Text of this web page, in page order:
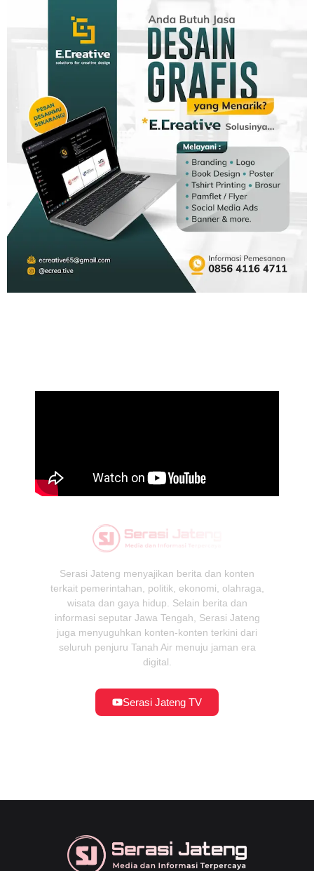
Serasi Jateng menyajikan berita dan konten
terkait pemerintahan, politik, ekonomi, olahraga,
wisata dan gaya hidup. Selain berita dan
informasi seputar Jawa Tengah, Serasi Jateng
juga menyuguhkan konten-konten terkini dari
seluruh penjuru Tanah Air menuju jaman era
digital.
Serasi Jateng TV